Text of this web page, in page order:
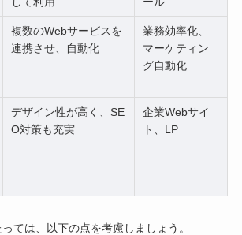
複数のWebサービスを
連携させ、自動化
業務効率化、
マーケティン
グ自動化
デザイン性が高く、SE
O対策も充実
企業Webサイ
ト、LP
ては、以下の点を考慮しましょう。